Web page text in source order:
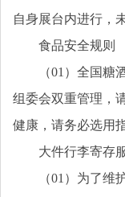
自身展台内进行，
食品安全规则
（01）全国
组委会双重管理，
健康，请务必选用
大件行李寄存
（01）为了